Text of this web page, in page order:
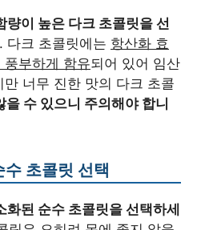
량이 높은 다크 초콜릿을 선
. 다크 초콜릿에는 항산화 효
부하게 함유되어 있어 임산
너무 진한 맛의 다크 초콜
을 수 있으니 주의해야 합니
초콜릿 선택
화된 순수 초콜릿을 선택하세